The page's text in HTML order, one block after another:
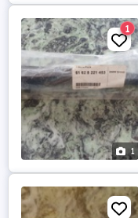
1
1